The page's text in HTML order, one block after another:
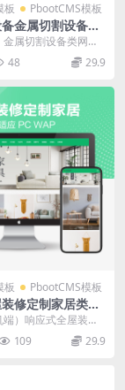
板 PbootCMS模板
金属切割设备pb
网站源码下载
金属切割设备类网站
设备网站源码下载 pb
48 29.9
板 PbootCMS模板
修定制家居类网
模板（自适应手
修公司网站源码
端）响应式全屋装修
站pbootcms模板 绿
109 29.9